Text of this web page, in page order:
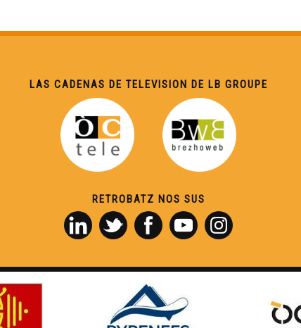
LAS CADENAS DE TELEVISION DE LB GROUPE
RETROBATZ NOS SUS